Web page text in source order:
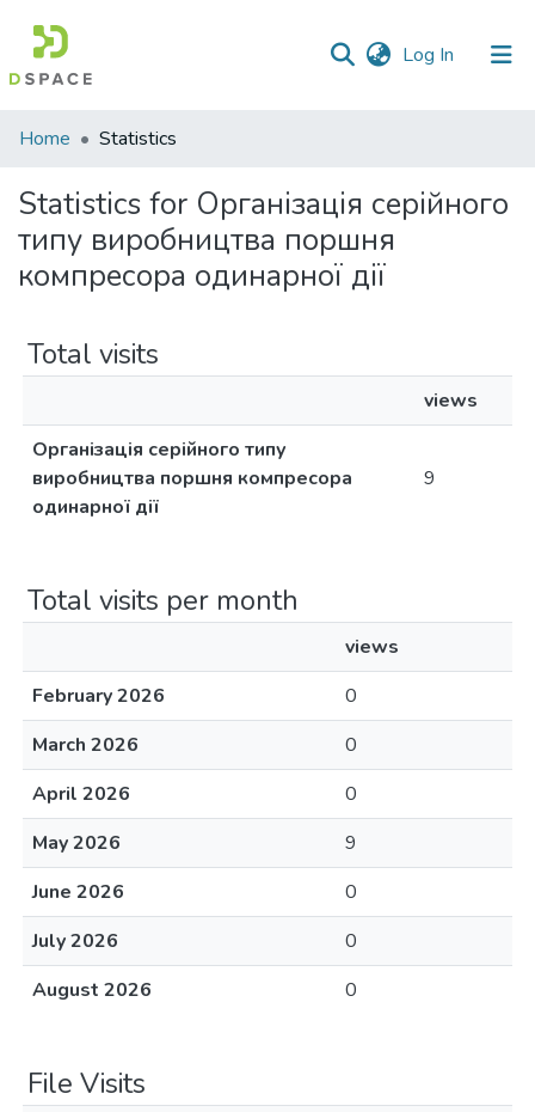
Log In (current)
Communities
Collections
All of DSpace
Home Statistics
Statistics for Організація серійного
типу виробництва поршня
компресора одинарної дії
Total visits
views
Організація серійного типу
виробництва поршня компресора
одинарної дії
9
Total visits per month
views
February 2026
0
March 2026
0
April 2026
0
May 2026
9
June 2026
0
July 2026
0
August 2026
0
File Visits